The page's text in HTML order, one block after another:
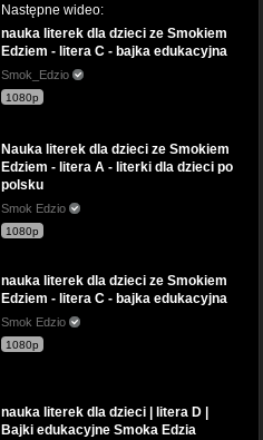
Następne wideo:
nauka literek dla dzieci ze Smokiem
Edziem - litera C - bajka edukacyjna
Smok_Edzio
1080p
Nauka literek dla dzieci ze Smokiem
Edziem - litera A - literki dla dzieci po
polsku
Smok Edzio
1080p
nauka literek dla dzieci ze Smokiem
Edziem - litera C - bajka edukacyjna
Smok Edzio
1080p
nauka literek dla dzieci | litera D |
Bajki edukacyjne Smoka Edzia